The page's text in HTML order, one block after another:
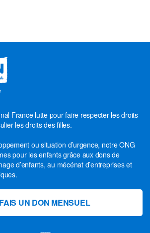
France lutte pour faire respecter les droits
les droits des filles.
ou situation d’urgence, notre ONG
pour les enfants grâce aux dons de
d’enfants, au mécénat d’entreprises et
UN DON MENSUEL